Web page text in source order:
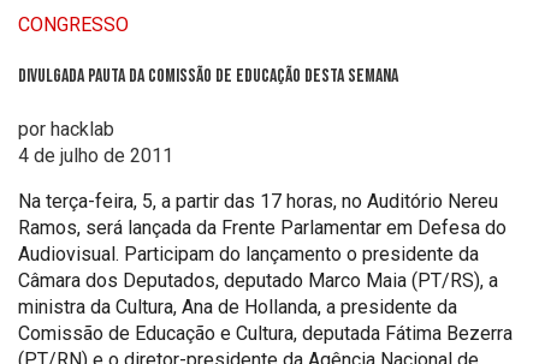
CONGRESSO
Divulgada pauta da Comissão de Educação desta semana
por hacklab
4 de julho de 2011
Na terça-feira, 5, a partir das 17 horas, no Auditório Nereu
Ramos, será lançada da Frente Parlamentar em Defesa do
Audiovisual. Participam do lançamento o presidente da
Câmara dos Deputados, deputado Marco Maia (PT/RS), a
ministra da Cultura, Ana de Hollanda, a presidente da
Comissão de Educação e Cultura, deputada Fátima Bezerra
(PT/RN) e o diretor-presidente da Agência Nacional de